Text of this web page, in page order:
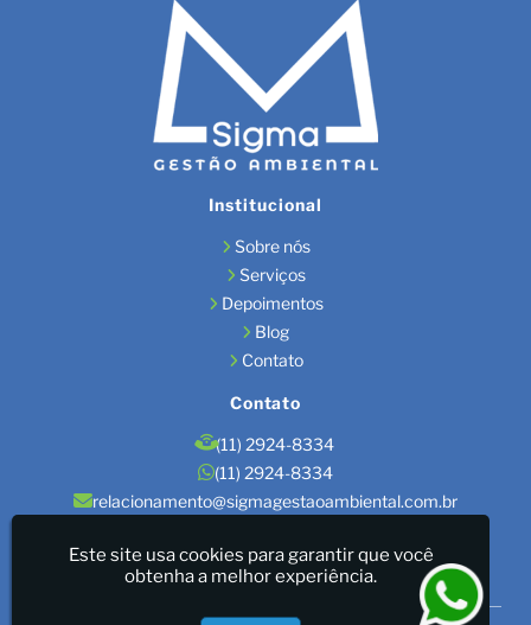
Institucional
Sobre nós
Serviços
Depoimentos
Blog
Contato
Contato
(11) 2924-8334
(11) 2924-8334
relacionamento@sigmagestaoambiental.com.br
Localização
São Paulo / SP
Este site usa cookies para garantir que você
obtenha a melhor experiência.